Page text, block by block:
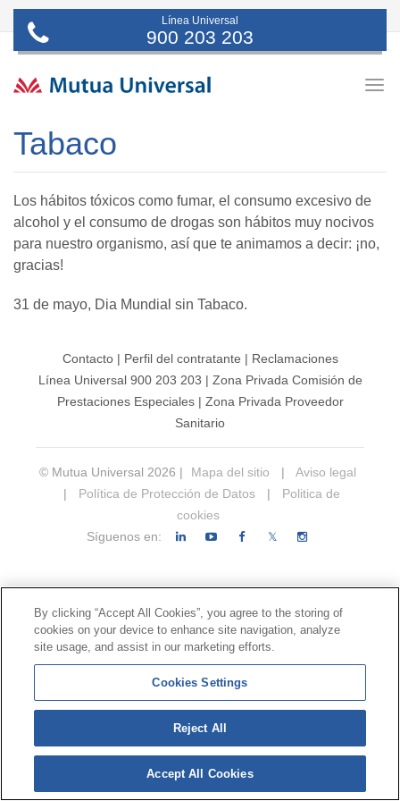
Línea Universal
900 203 203
Tabaco
Los hábitos tóxicos como fumar, el consumo excesivo de
alcohol y el consumo de drogas son hábitos muy nocivos
para nuestro organismo, así que te animamos a decir: ¡no,
gracias!
31 de mayo, Dia Mundial sin Tabaco.
Contacto| Perfil del contratante | Reclamaciones
Línea Universal 900 203 203 | Zona Privada Comisión de
Prestaciones Especiales| Zona Privada Proveedor
Sanitario
© Mutua Universal 2026 | Mapa del sitio |
Aviso legal
|
Política de Protección de Datos |
Politica de
cookies
Síguenos en:
𝕏
By clicking “Accept All Cookies”, you agree to the storing of
cookies on your device to enhance site navigation, analyze
site usage, and assist in our marketing efforts.
Cookies Settings
Reject All
Accept All Cookies